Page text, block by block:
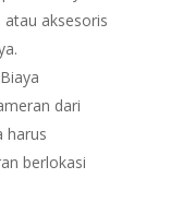
aksesoris
Biaya
dari
harus
berlokasi